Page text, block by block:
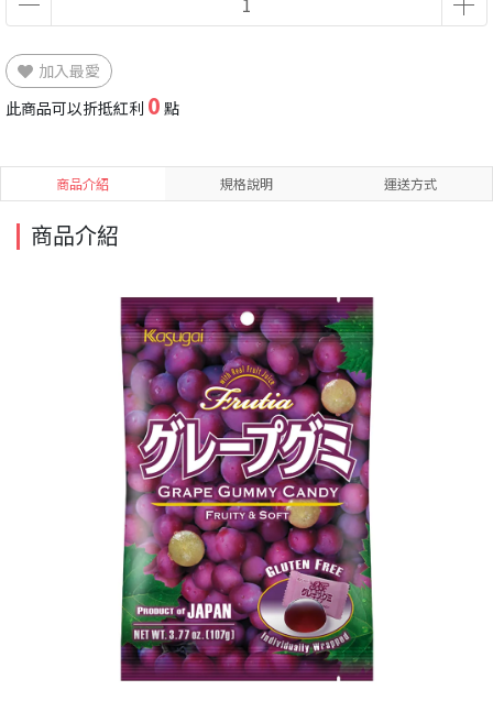
加入最愛
此商品可以折抵紅利 0 點
商品介紹 規格說明 運送方式
商品介紹